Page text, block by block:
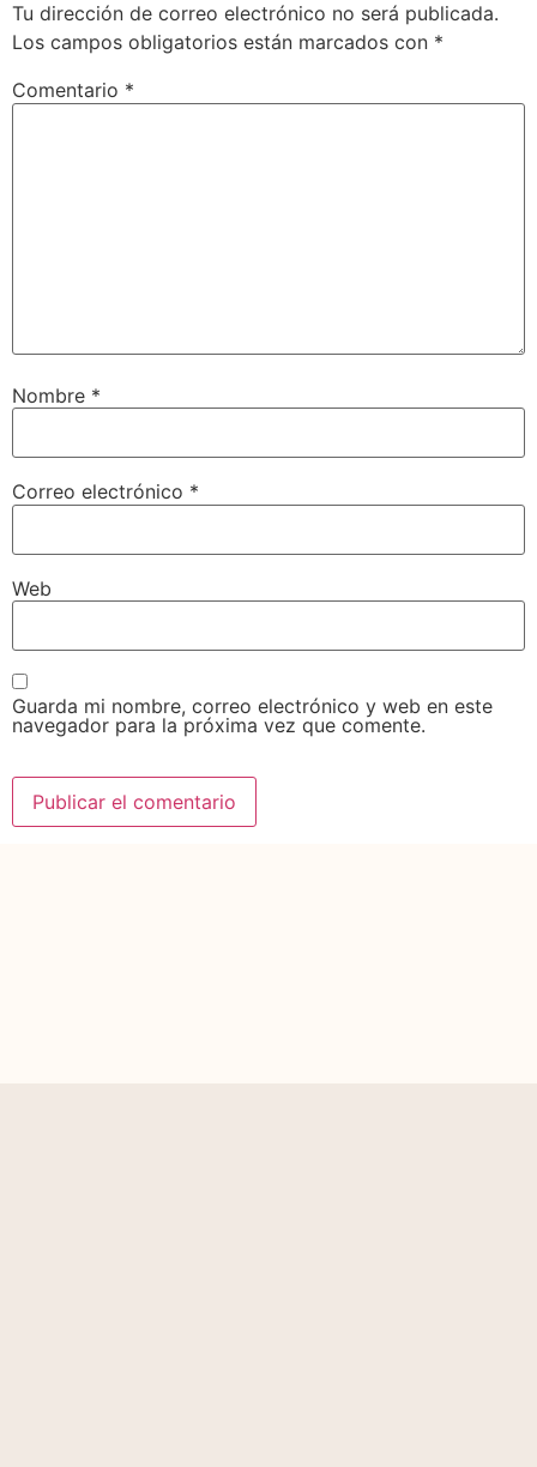
Tu dirección de correo electrónico no será publicada.
Los campos obligatorios están marcados con *
Comentario *
Nombre *
Correo electrónico *
Web
Guarda mi nombre, correo electrónico y web en este
navegador para la próxima vez que comente.